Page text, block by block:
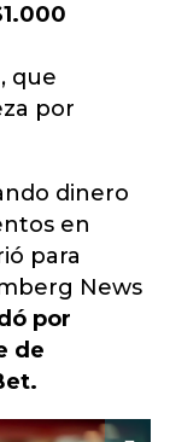
que
por
dinero
en
para
News
por
de